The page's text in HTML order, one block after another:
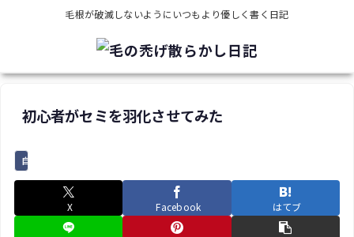
毛根が破滅しないようにいつもより優しく書く日記
初心者がセミを羽化させてみた
自然遊び
X Facebook はてブ